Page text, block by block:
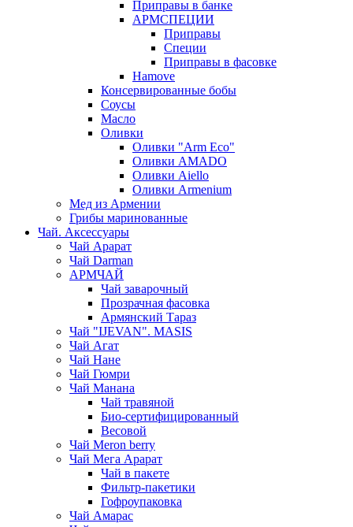
Приправы в банке
АРМСПЕЦИИ
Приправы
Специи
Приправы в фасовке
Hamove
Консервированные бобы
Соусы
Масло
Оливки
Оливки "Arm Eco"
Оливки AMADO
Оливки Aiello
Оливки Armenium
Мед из Армении
Грибы маринованные
Чай. Аксессуары
Чай Арарат
Чай Darman
АРМЧАЙ
Чай заварочный
Прозрачная фасовка
Армянский Тараз
Чай "IJEVAN". MASIS
Чай Агат
Чай Нане
Чай Гюмри
Чай Манана
Чай травяной
Био-сертифицированный
Весовой
Чай Meron berry
Чай Мега Арарат
Чай в пакете
Фильтр-пакетики
Гофроупаковка
Чай Амарас